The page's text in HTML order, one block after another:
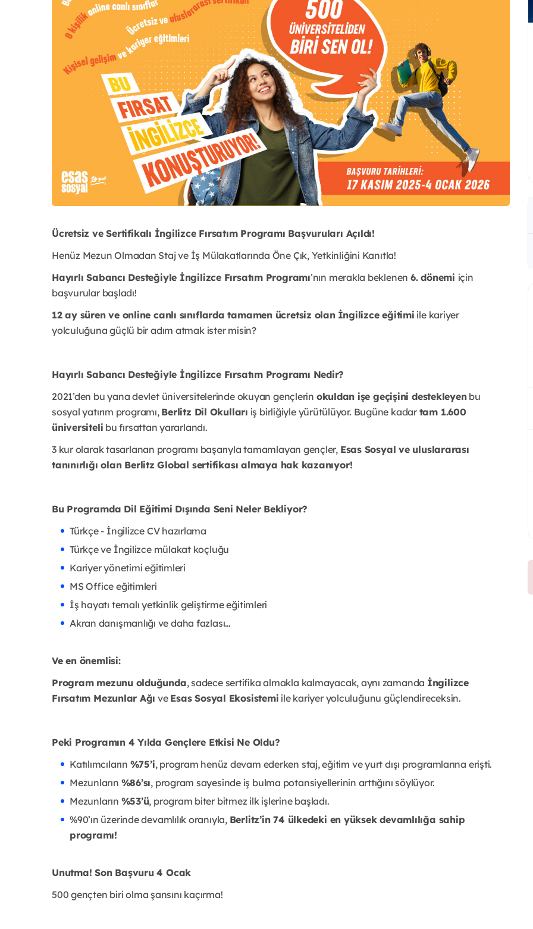
Ücretsiz ve Sertifikalı İngilizce Fırsatım Programı Başvuruları Açıldı!
Henüz Mezun Olmadan Staj ve İş Mülakatlarında Öne Çık, Yetkinliğini Kanıtla!
Hayırlı Sabancı Desteğiyle İngilizce Fırsatım Programı’nın merakla beklenen 6. dönemi için
başvurular başladı!
12 ay süren ve online canlı sınıflarda tamamen ücretsiz olan İngilizce eğitimi ile kariyer
yolculuğuna güçlü bir adım atmak ister misin?
Hayırlı Sabancı Desteğiyle İngilizce Fırsatım Programı Nedir?
2021’den bu yana devlet üniversitelerinde okuyan gençlerin okuldan işe geçişini destekleyenbu
sosyal yatırım programı, Berlitz Dil Okulları iş birliğiyle yürütülüyor. Bugüne kadar tam 1.600
üniversiteli bu fırsattan yararlandı.
3 kur olarak tasarlanan programı başarıyla tamamlayan gençler, Esas Sosyal ve uluslararası
tanınırlığı olan Berlitz Global sertifikası almaya hak kazanıyor!
Bu Programda Dil Eğitimi Dışında Seni Neler Bekliyor?
Türkçe - İngilizce CV hazırlama
Türkçe ve İngilizce mülakat koçluğu
Kariyer yönetimi eğitimleri
MS Office eğitimleri
İş hayatı temalı yetkinlik geliştirme eğitimleri
Akran danışmanlığı ve daha fazlası…
Ve en önemlisi:
Program mezunu olduğunda, sadece sertifika almakla kalmayacak, aynı zamanda İngilizce
Fırsatım Mezunlar Ağı ve Esas Sosyal Ekosistemi ile kariyer yolculuğunu güçlendireceksin.
Peki Programın 4 Yılda Gençlere Etkisi Ne Oldu?
Katılımcıların %75’i, program henüz devam ederken staj, eğitim ve yurt dışı programlarına erişti.
Mezunların %86’sı, program sayesinde iş bulma potansiyellerinin arttığını söylüyor.
Mezunların %53’ü, program biter bitmez ilk işlerine başladı.
%90’ın üzerinde devamlılık oranıyla, Berlitz’in 74 ülkedeki en yüksek devamlılığa sahip
programı!
Unutma! Son Başvuru 4 Ocak
500 gençten biri olma şansını kaçırma!